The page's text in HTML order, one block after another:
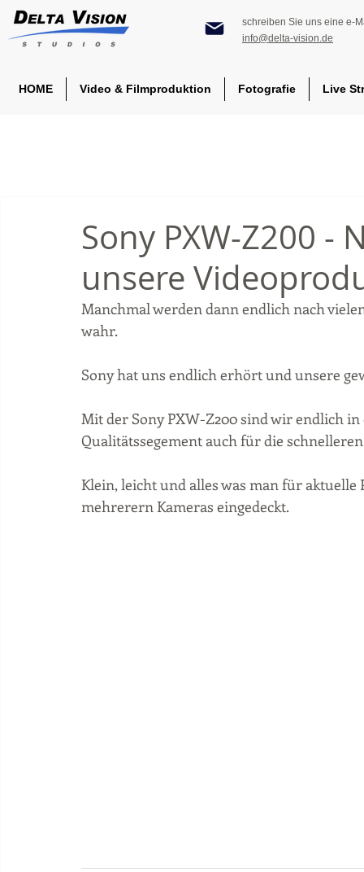
schreiben Sie uns eine e-
info@delta-vision.de
HOME Video & Filmproduktion Fotografie Live
Sony PXW-Z200 -
unsere
Manchmal werden dann endlich nach
wahr.
Sony hat uns endlich erhört und unsere
Mit der Sony PXW-Z200 sind wir endlich
Qualitätssegement auch für die
Klein, leicht und alles was man für
mehrerern Kameras eingedeckt.